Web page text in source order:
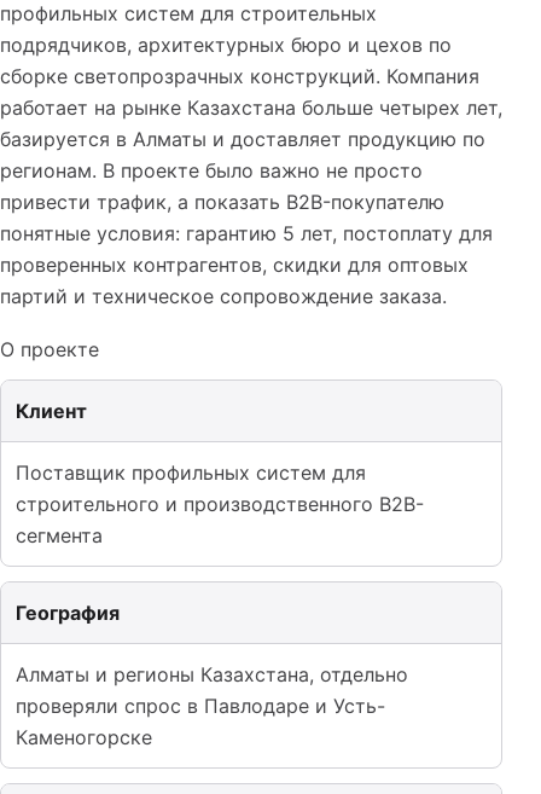
профильных систем для строительных
подрядчиков, архитектурных бюро и цехов по
сборке светопрозрачных конструкций. Компания
работает на рынке Казахстана больше четырех лет,
базируется в Алматы и доставляет продукцию по
регионам. В проекте было важно не просто
привести трафик, а показать B2B-покупателю
понятные условия: гарантию 5 лет, постоплату для
проверенных контрагентов, скидки для оптовых
партий и техническое сопровождение заказа.
О проекте
Клиент
Поставщик профильных систем для
строительного и производственного B2B-
сегмента
География
Алматы и регионы Казахстана, отдельно
проверяли спрос в Павлодаре и Усть-
Каменогорске